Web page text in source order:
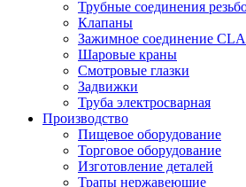
Трубные соединения
Клапаны
Зажимное соединение
Шаровые краны
Смотровые глазки
Задвижки
Труба электросварная
Производство
Пищевое оборудование
Торговое оборудование
Изготовление деталей
Трапы нержавеющие